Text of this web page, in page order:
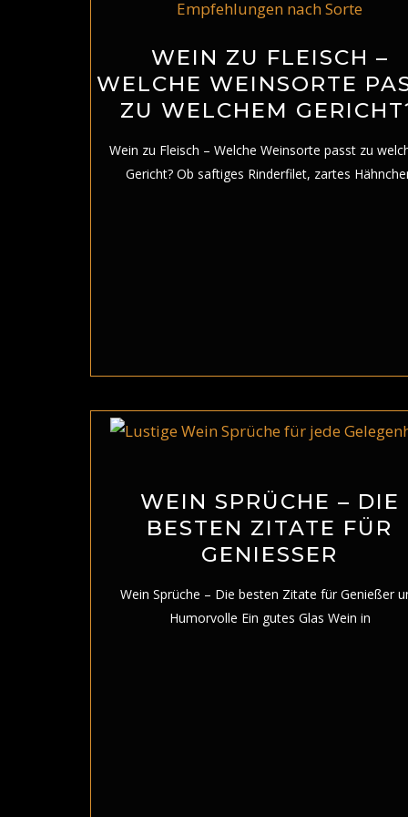
WEIN ZU FLEISCH –
WELCHE WEINSORTE
ZU WELCHEM
Wein zu Fleisch – Welche Weinsorte passt zu
Gericht? Ob saftiges Rinderfilet, zartes
WEIN SPRÜCHE – DIE
BESTEN ZITATE FÜR
GENIESSER
Wein Sprüche – Die besten Zitate für Genießer
Humorvolle Ein gutes Glas Wein in